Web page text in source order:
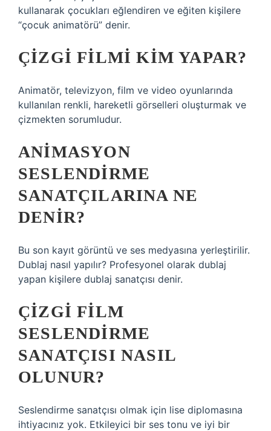
kullanarak çocukları eğlendiren ve eğiten kişilere
“çocuk animatörü” denir.
ÇIZGI FILMI KIM YAPAR?
Animatör, televizyon, film ve video oyunlarında
kullanılan renkli, hareketli görselleri oluşturmak ve
çizmekten sorumludur.
ANIMASYON
SESLENDIRME
SANATÇILARINA NE
DENIR?
Bu son kayıt görüntü ve ses medyasına yerleştirilir.
Dublaj nasıl yapılır? Profesyonel olarak dublaj
yapan kişilere dublaj sanatçısı denir.
ÇIZGI FILM
SESLENDIRME
SANATÇISI NASIL
OLUNUR?
Seslendirme sanatçısı olmak için lise diplomasına
ihtiyacınız yok. Etkileyici bir ses tonu ve iyi bir